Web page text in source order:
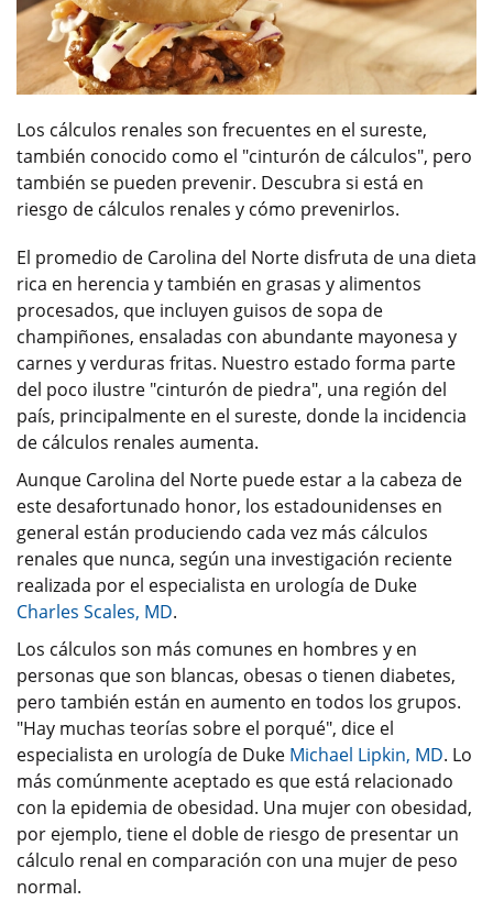
Los cálculos renales son frecuentes en el sureste,
también conocido como el "cinturón de cálculos", pero
también se pueden prevenir. Descubra si está en
riesgo de cálculos renales y cómo prevenirlos.
El promedio de Carolina del Norte disfruta de una dieta
rica en herencia y también en grasas y alimentos
procesados, que incluyen guisos de sopa de
champiñones, ensaladas con abundante mayonesa y
carnes y verduras fritas. Nuestro estado forma parte
del poco ilustre "cinturón de piedra", una región del
país, principalmente en el sureste, donde la incidencia
de cálculos renales aumenta.
Aunque Carolina del Norte puede estar a la cabeza de
este desafortunado honor, los estadounidenses en
general están produciendo cada vez más cálculos
renales que nunca, según una investigación reciente
realizada por el especialista en urología de Duke
Charles Scales, MD.
Los cálculos son más comunes en hombres y en
personas que son blancas, obesas o tienen diabetes,
pero también están en aumento en todos los grupos.
"Hay muchas teorías sobre el porqué", dice el
especialista en urología de Duke Michael Lipkin, MD. Lo
más comúnmente aceptado es que está relacionado
con la epidemia de obesidad. Una mujer con obesidad,
por ejemplo, tiene el doble de riesgo de presentar un
cálculo renal en comparación con una mujer de peso
normal.